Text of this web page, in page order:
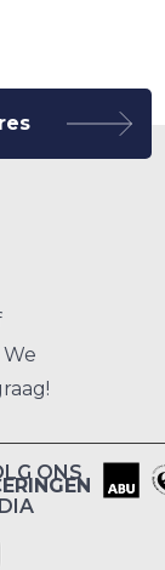
ONS